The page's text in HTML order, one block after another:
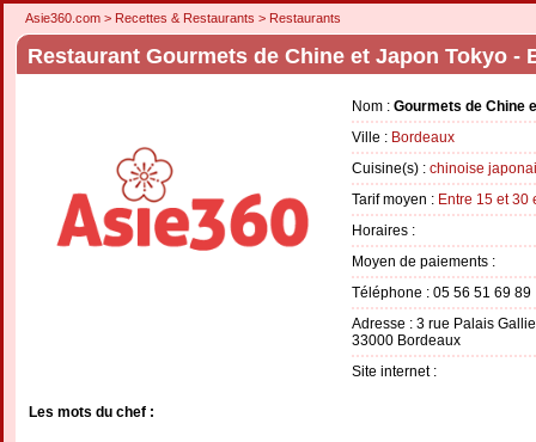
Asie360.com > Recettes & Restaurants > Restaurants
Restaurant Gourmets de Chine et Japon Tokyo -
Nom : Gourmets de Chine
Ville : Bordeaux
Cuisine(s) : chinoise
Tarif moyen : Entre 15 et 30
Horaires :
Moyen de paiements :
Téléphone : 05 56 51 69 89
Adresse : 3 rue Palais
33000 Bordeaux
Site internet :
Les mots du chef :